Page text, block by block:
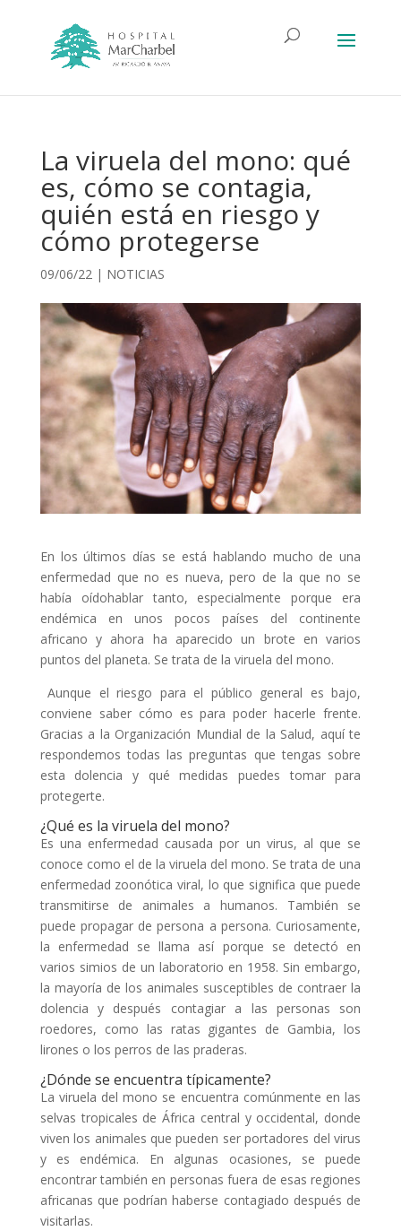
La viruela del mono: qué
es, cómo se contagia,
quién está en riesgo y
cómo protegerse
09/06/22| NOTICIAS
En los últimos días se está hablando mucho de una
enfermedad que no es nueva, pero de la que no se
había oídohablar tanto, especialmente porque era
endémica en unos pocos países del continente
africano y ahora ha aparecido un brote en varios
puntos del planeta. Se trata de la viruela del mono.
Aunque el riesgo para el público general es bajo,
conviene saber cómo es para poder hacerle frente.
Gracias a la Organización Mundial de la Salud, aquí te
respondemos todas las preguntas que tengas sobre
esta dolencia y qué medidas puedes tomar para
protegerte.
¿Qué es la viruela del mono?
Es una enfermedad causada por un virus, al que se
conoce como el de la viruela del mono. Se trata de una
enfermedad zoonótica viral, lo que significa que puede
transmitirse de animales a humanos. También se
puede propagar de persona a persona. Curiosamente,
la enfermedad se llama así porque se detectó en
varios simios de un laboratorio en 1958. Sin embargo,
la mayoría de los animales susceptibles de contraer la
dolencia y después contagiar a las personas son
roedores, como las ratas gigantes de Gambia, los
lirones o los perros de las praderas.
¿Dónde se encuentra típicamente?
La viruela del mono se encuentra comúnmente en las
selvas tropicales de África central y occidental, donde
viven los animales que pueden ser portadores del virus
y es endémica. En algunas ocasiones, se puede
encontrar también en personas fuera de esas regiones
africanas que podrían haberse contagiado después de
visitarlas.